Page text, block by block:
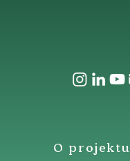
O projektu